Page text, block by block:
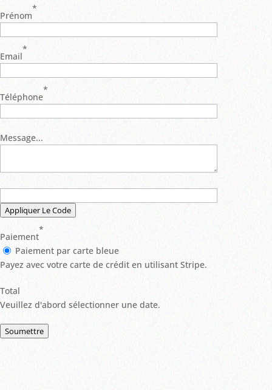
Prénom
*
Email
*
Téléphone
*
Message...
Appliquer Le Code
Paiement
*
Paiement par carte bleue
Payez avec votre carte de crédit en utilisant Stripe.
Total
Veuillez d'abord sélectionner une date.
Soumettre